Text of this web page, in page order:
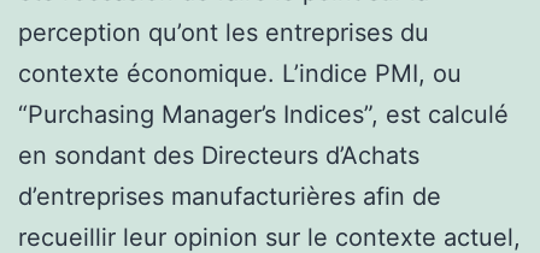
perception qu’ont les entreprises du
contexte économique. L’indice PMI, ou
“Purchasing Manager’s Indices”, est calculé
en sondant des Directeurs d’Achats
d’entreprises manufacturières afin de
recueillir leur opinion sur le contexte actuel,